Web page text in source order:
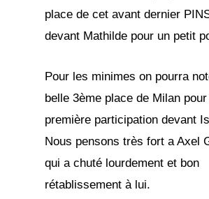
place de cet avant dernier
devant Mathilde pour un petit
Pour les minimes on pourra
belle 3ème place de Milan
première participation devant
Nous pensons très fort a Axel
qui a chuté lourdement et bon
rétablissement à lui.